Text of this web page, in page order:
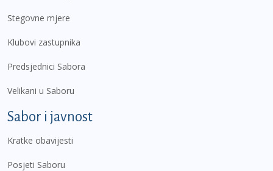
Stegovne mjere
Klubovi zastupnika
Predsjednici Sabora
Velikani u Saboru
Sabor i javnost
Kratke obavijesti
Posjeti Saboru